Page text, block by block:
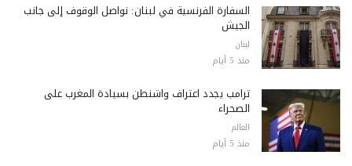
السفارة الفرنسية في لبنان: نواصل الوقوف إلى جانب
الجيش
لبنان
منذ 5 أيام
ترامب يجدد اعتراف واشنطن بسيادة المغرب على
الصحراء
العالم
منذ 5 أيام